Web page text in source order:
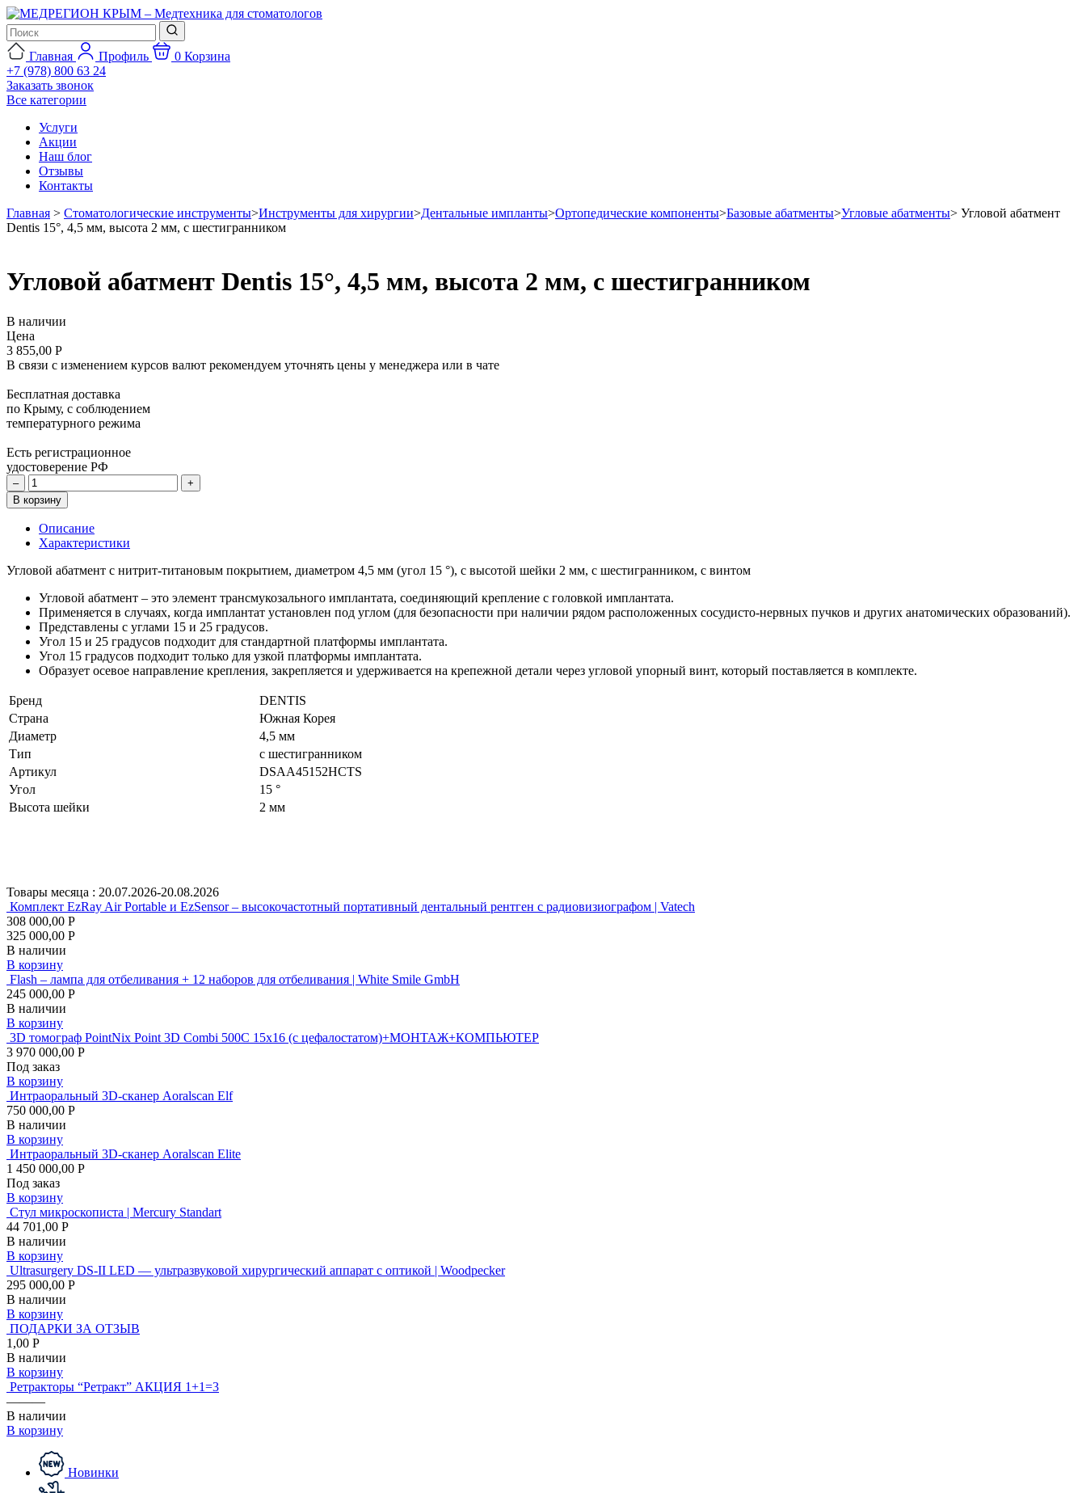
Главная Профиль 0 Корзина
+7 (978) 800 63 24
Заказать звонок
Все категории
Услуги
Акции
Наш блог
Отзывы
Контакты
Главная > Стоматологические инструменты>Инструменты для хирургии>Дентальные импланты>Ортопедические компоненты>Базовые абатменты>Угловые абатменты> Угловой абатмент
Dentis 15°, 4,5 мм, высота 2 мм, с шестигранником
Угловой абатмент Dentis 15°, 4,5 мм, высота 2 мм, с шестигранником
В наличии
Цена
3 855,00 Р
В связи с изменением курсов валют рекомендуем уточнять цены у менеджера или в чате
Бесплатная доставка
по Крыму, с соблюдением
температурного режима
Есть регистрационное
удостоверение РФ
–
+
В корзину
Описание
Характеристики
Угловой абатмент c нитрит-титановым покрытием, диаметром 4,5 мм (угол 15 °), с высотой шейки 2 мм, с шестигранником, с винтом
Угловой абатмент – это элемент трансмукозального имплантата, соединяющий крепление с головкой имплантата.
Применяется в случаях, когда имплантат установлен под углом (для безопасности при наличии рядом расположенных сосудисто-нервных пучков и других анатомических образований).
Представлены с углами 15 и 25 градусов.
Угол 15 и 25 градусов подходит для стандартной платформы имплантата.
Угол 15 градусов подходит только для узкой платформы имплантата.
Образует осевое направление крепления, закрепляется и удерживается на крепежной детали через угловой упорный винт, который поставляется в комплекте.
Бренд
DENTIS
Страна
Южная Корея
Диаметр
4,5 мм
Тип
с шестигранником
Артикул
DSAA45152HCTS
Угол
15 °
Высота шейки
2 мм
Товары месяца : 20.07.2026-20.08.2026
Комплект EzRay Air Portable и EzSensor – высокочастотный портативный дентальный рентген с радиовизиографом | Vatech
308 000,00 Р
325 000,00 Р
В наличии
В корзину
Flash – лампа для отбеливания + 12 наборов для отбеливания | White Smile GmbH
245 000,00 Р
В наличии
В корзину
3D томограф PointNix Point 3D Combi 500C 15х16 (с цефалостатом)+МОНТАЖ+КОМПЬЮТЕР
3 970 000,00 Р
Под заказ
В корзину
Интраоральный 3D-сканер Aoralscan Elf
750 000,00 Р
В наличии
В корзину
Интраоральный 3D-сканер Aoralscan Elite
1 450 000,00 Р
Под заказ
В корзину
Стул микроскописта | Mercury Standart
44 701,00 Р
В наличии
В корзину
Ultrasurgery DS-II LED — ультразвуковой хирургический аппарат с оптикой | Woodpecker
295 000,00 Р
В наличии
В корзину
ПОДАРКИ ЗА ОТЗЫВ
1,00 Р
В наличии
В корзину
Ретракторы “Ретракт” АКЦИЯ 1+1=3
———
В наличии
В корзину
Новинки